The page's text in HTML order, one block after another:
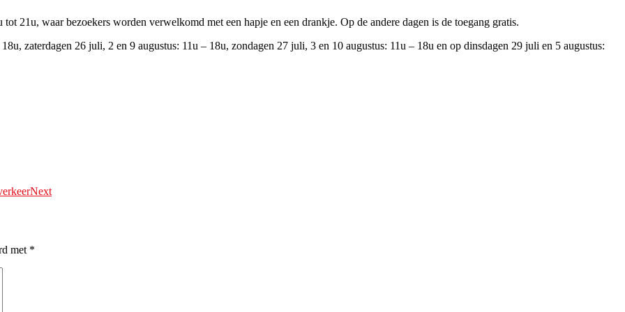
21u, waar bezoekers worden verwelkomd met een hapje en een drankje. Op de andere dagen is de toegang gratis.
zaterdagen 26 juli, 2 en 9 augustus: 11u – 18u, zondagen 27 juli, 3 en 10 augustus: 11u – 18u en op dinsdagen 29 juli en 5 augustus:
Next
met *